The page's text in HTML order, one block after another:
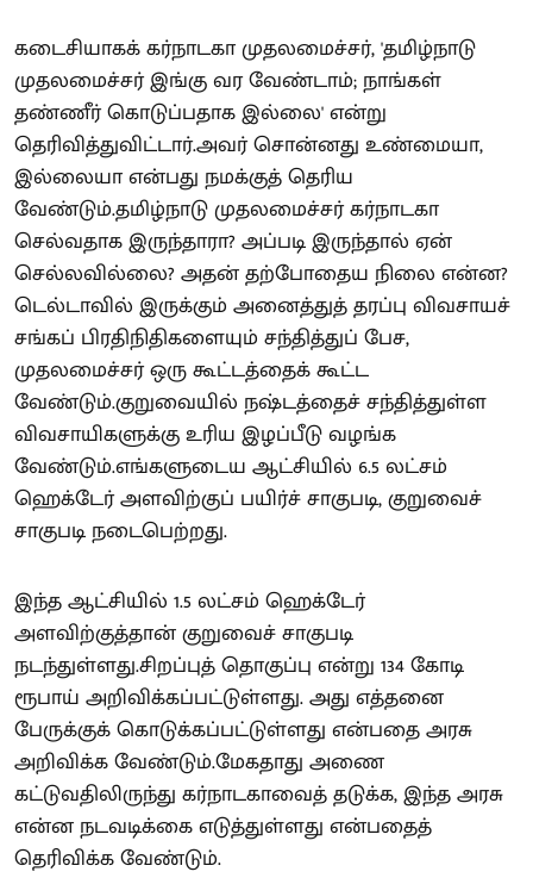
கடைசியாகக் கர்நாடகா முதலமைச்சர், 'தமிழ்நாடு
முதலமைச்சர் இங்கு வர வேண்டாம்; நாங்கள்
தண்ணீர் கொடுப்பதாக இல்லை' என்று
தெரிவித்துவிட்டார்.அவர் சொன்னது உண்மையா,
இல்லையா என்பது நமக்குத் தெரிய
வேண்டும்.தமிழ்நாடு முதலமைச்சர் கர்நாடகா
செல்வதாக இருந்தாரா? அப்படி இருந்தால் ஏன்
செல்லவில்லை? அதன் தற்போதைய நிலை என்ன?
டெல்டாவில் இருக்கும் அனைத்துத் தரப்பு விவசாயச்
சங்கப் பிரதிநிதிகளையும் சந்தித்துப் பேச,
முதலமைச்சர் ஒரு கூட்டத்தைக் கூட்ட
வேண்டும்.குறுவையில் நஷ்டத்தைச் சந்தித்துள்ள
விவசாயிகளுக்கு உரிய இழப்பீடு வழங்க
வேண்டும்.எங்களுடைய ஆட்சியில் 6.5 லட்சம்
ஹெக்டேர் அளவிற்குப் பயிர்ச் சாகுபடி, குறுவைச்
சாகுபடி நடைபெற்றது.
இந்த ஆட்சியில் 1.5 லட்சம் ஹெக்டேர்
அளவிற்குத்தான் குறுவைச் சாகுபடி
நடந்துள்ளது.சிறப்புத் தொகுப்பு என்று 134 கோடி
ரூபாய் அறிவிக்கப்பட்டுள்ளது. அது எத்தனை
பேருக்குக் கொடுக்கப்பட்டுள்ளது என்பதை அரசு
அறிவிக்க வேண்டும்.மேகதாது அணை
கட்டுவதிலிருந்து கர்நாடகாவைத் தடுக்க, இந்த அரசு
என்ன நடவடிக்கை எடுத்துள்ளது என்பதைத்
தெரிவிக்க வேண்டும்.